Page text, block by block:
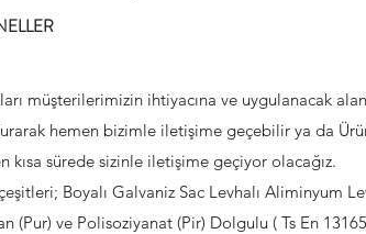
müşterilerimizin ihtiyacına ve uygulanacak
hemen bizimle iletişime geçebilir ya da
kısa sürede sizinle iletişime geçiyor olacağız.
Boyalı Galvaniz Sac Levhalı Aliminyum
(Pur) ve Polisoziyanat (Pir) Dolgulu ( Ts En